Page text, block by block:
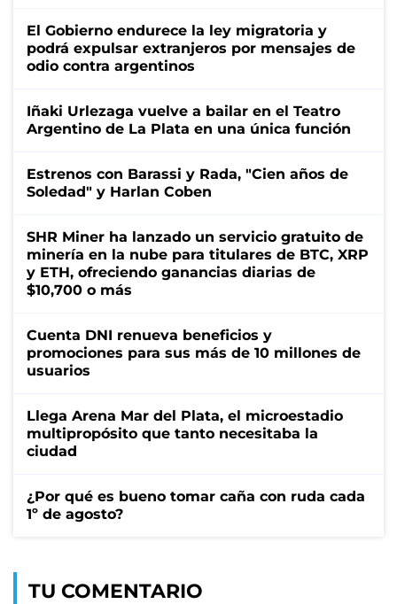
El Gobierno endurece la ley migratoria y
podrá expulsar extranjeros por mensajes de
odio contra argentinos
Iñaki Urlezaga vuelve a bailar en el Teatro
Argentino de La Plata en una única función
Estrenos con Barassi y Rada, "Cien años de
Soledad" y Harlan Coben
SHR Miner ha lanzado un servicio gratuito de
minería en la nube para titulares de BTC, XRP
y ETH, ofreciendo ganancias diarias de
$10,700 o más
Cuenta DNI renueva beneficios y
promociones para sus más de 10 millones de
usuarios
Llega Arena Mar del Plata, el microestadio
multipropósito que tanto necesitaba la
ciudad
¿Por qué es bueno tomar caña con ruda cada
1º de agosto?
TU COMENTARIO